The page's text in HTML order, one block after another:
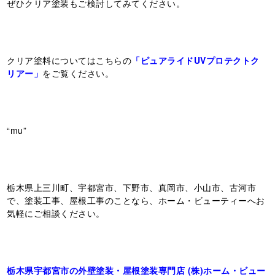
ぜひクリア塗装もご検討してみてください。
クリア塗料についてはこちらの 「ピュアライドUVプロテクトク
リアー」 をご覧ください。
“mu”
栃木県上三川町、宇都宮市、下野市、真岡市、小山市、古河市
で、塗装工事、屋根工事のことなら、ホーム・ビューティーへお
気軽にご相談ください。
栃木県宇都宮市の外壁塗装・屋根塗装専門店 (株)ホーム・ビュー